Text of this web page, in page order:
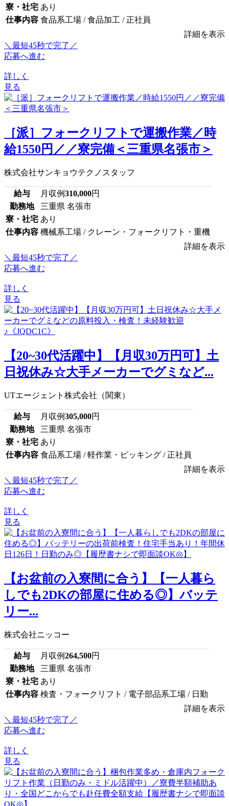
寮・社宅 あり
仕事内容 食品系工場 / 食品加工 / 正社員
詳細を表示
＼最短45秒で完了／
応募へ進む
詳しく
見る
［派］フォークリフトで運搬作業／時
給1550円／／寮完備＜三重県名張市＞
株式会社サンキョウテクノスタッフ
給与 月収例310,000円
勤務地
三重県 名張市
寮・社宅 あり
仕事内容 機械系工場 / クレーン・フォークリフト・重機
詳細を表示
＼最短45秒で完了／
応募へ進む
詳しく
見る
【20~30代活躍中】【月収30万円可】土
日祝休み☆大手メーカーでグミなど...
UTエージェント株式会社（関東）
給与 月収例305,000円
勤務地
三重県 名張市
寮・社宅 あり
仕事内容 食品系工場 / 軽作業・ピッキング / 正社員
詳細を表示
＼最短45秒で完了／
応募へ進む
詳しく
見る
【お盆前の入寮間に合う】【一人暮ら
しでも2DKの部屋に住める◎】バッテ
リー...
株式会社ニッコー
給与 月収例264,500円
勤務地
三重県 名張市
寮・社宅 あり
仕事内容 検査・フォークリフト / 電子部品系工場 / 日勤
詳細を表示
＼最短45秒で完了／
応募へ進む
詳しく
見る